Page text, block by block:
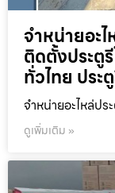
จำหน่ายอะ
ติดตั้งประตู
ทั่วไทย ประ
จำหน่ายอะไหล่ป
ดูเพิ่มเติม »